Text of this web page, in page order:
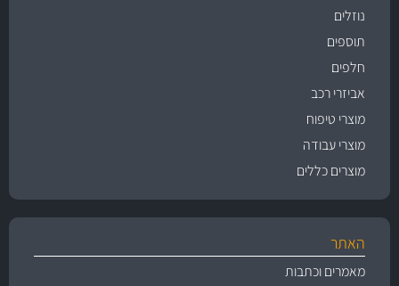
נוזלים
תוספים
חלפים
אביזרי רכב
מוצרי טיפוח
מוצרי עבודה
מוצרים כללים
האתר
מאמרים וכתבות